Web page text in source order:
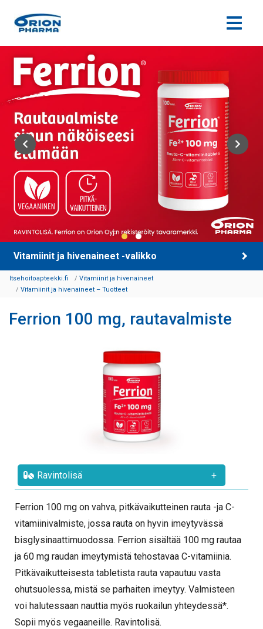
Siirry sisältöön
Vitamiinit ja hivenaineet -valikko
Itsehoitoapteekki.fi
Vitamiinit ja hivenaineet
Vitamiinit ja hivenaineet – Tuotteet
Ferrion 100 mg, rautavalmiste
Ravintolisä +
Ferrion 100 mg on vahva, pitkävaikutteinen rauta -ja C-
vitamiinivalmiste, jossa rauta on hyvin imeytyvässä
bisglysinaattimuodossa. Ferrion sisältää 100 mg rautaa
ja 60 mg raudan imeytymistä tehostavaa C-vitamiinia.
Pitkävaikutteisesta tabletista rauta vapautuu vasta
ohutsuolessa, mistä se parhaiten imeytyy. Valmisteen
voi halutessaan nauttia myös ruokailun yhteydessä*.
Sopii myös vegaaneille. Ravintolisä.